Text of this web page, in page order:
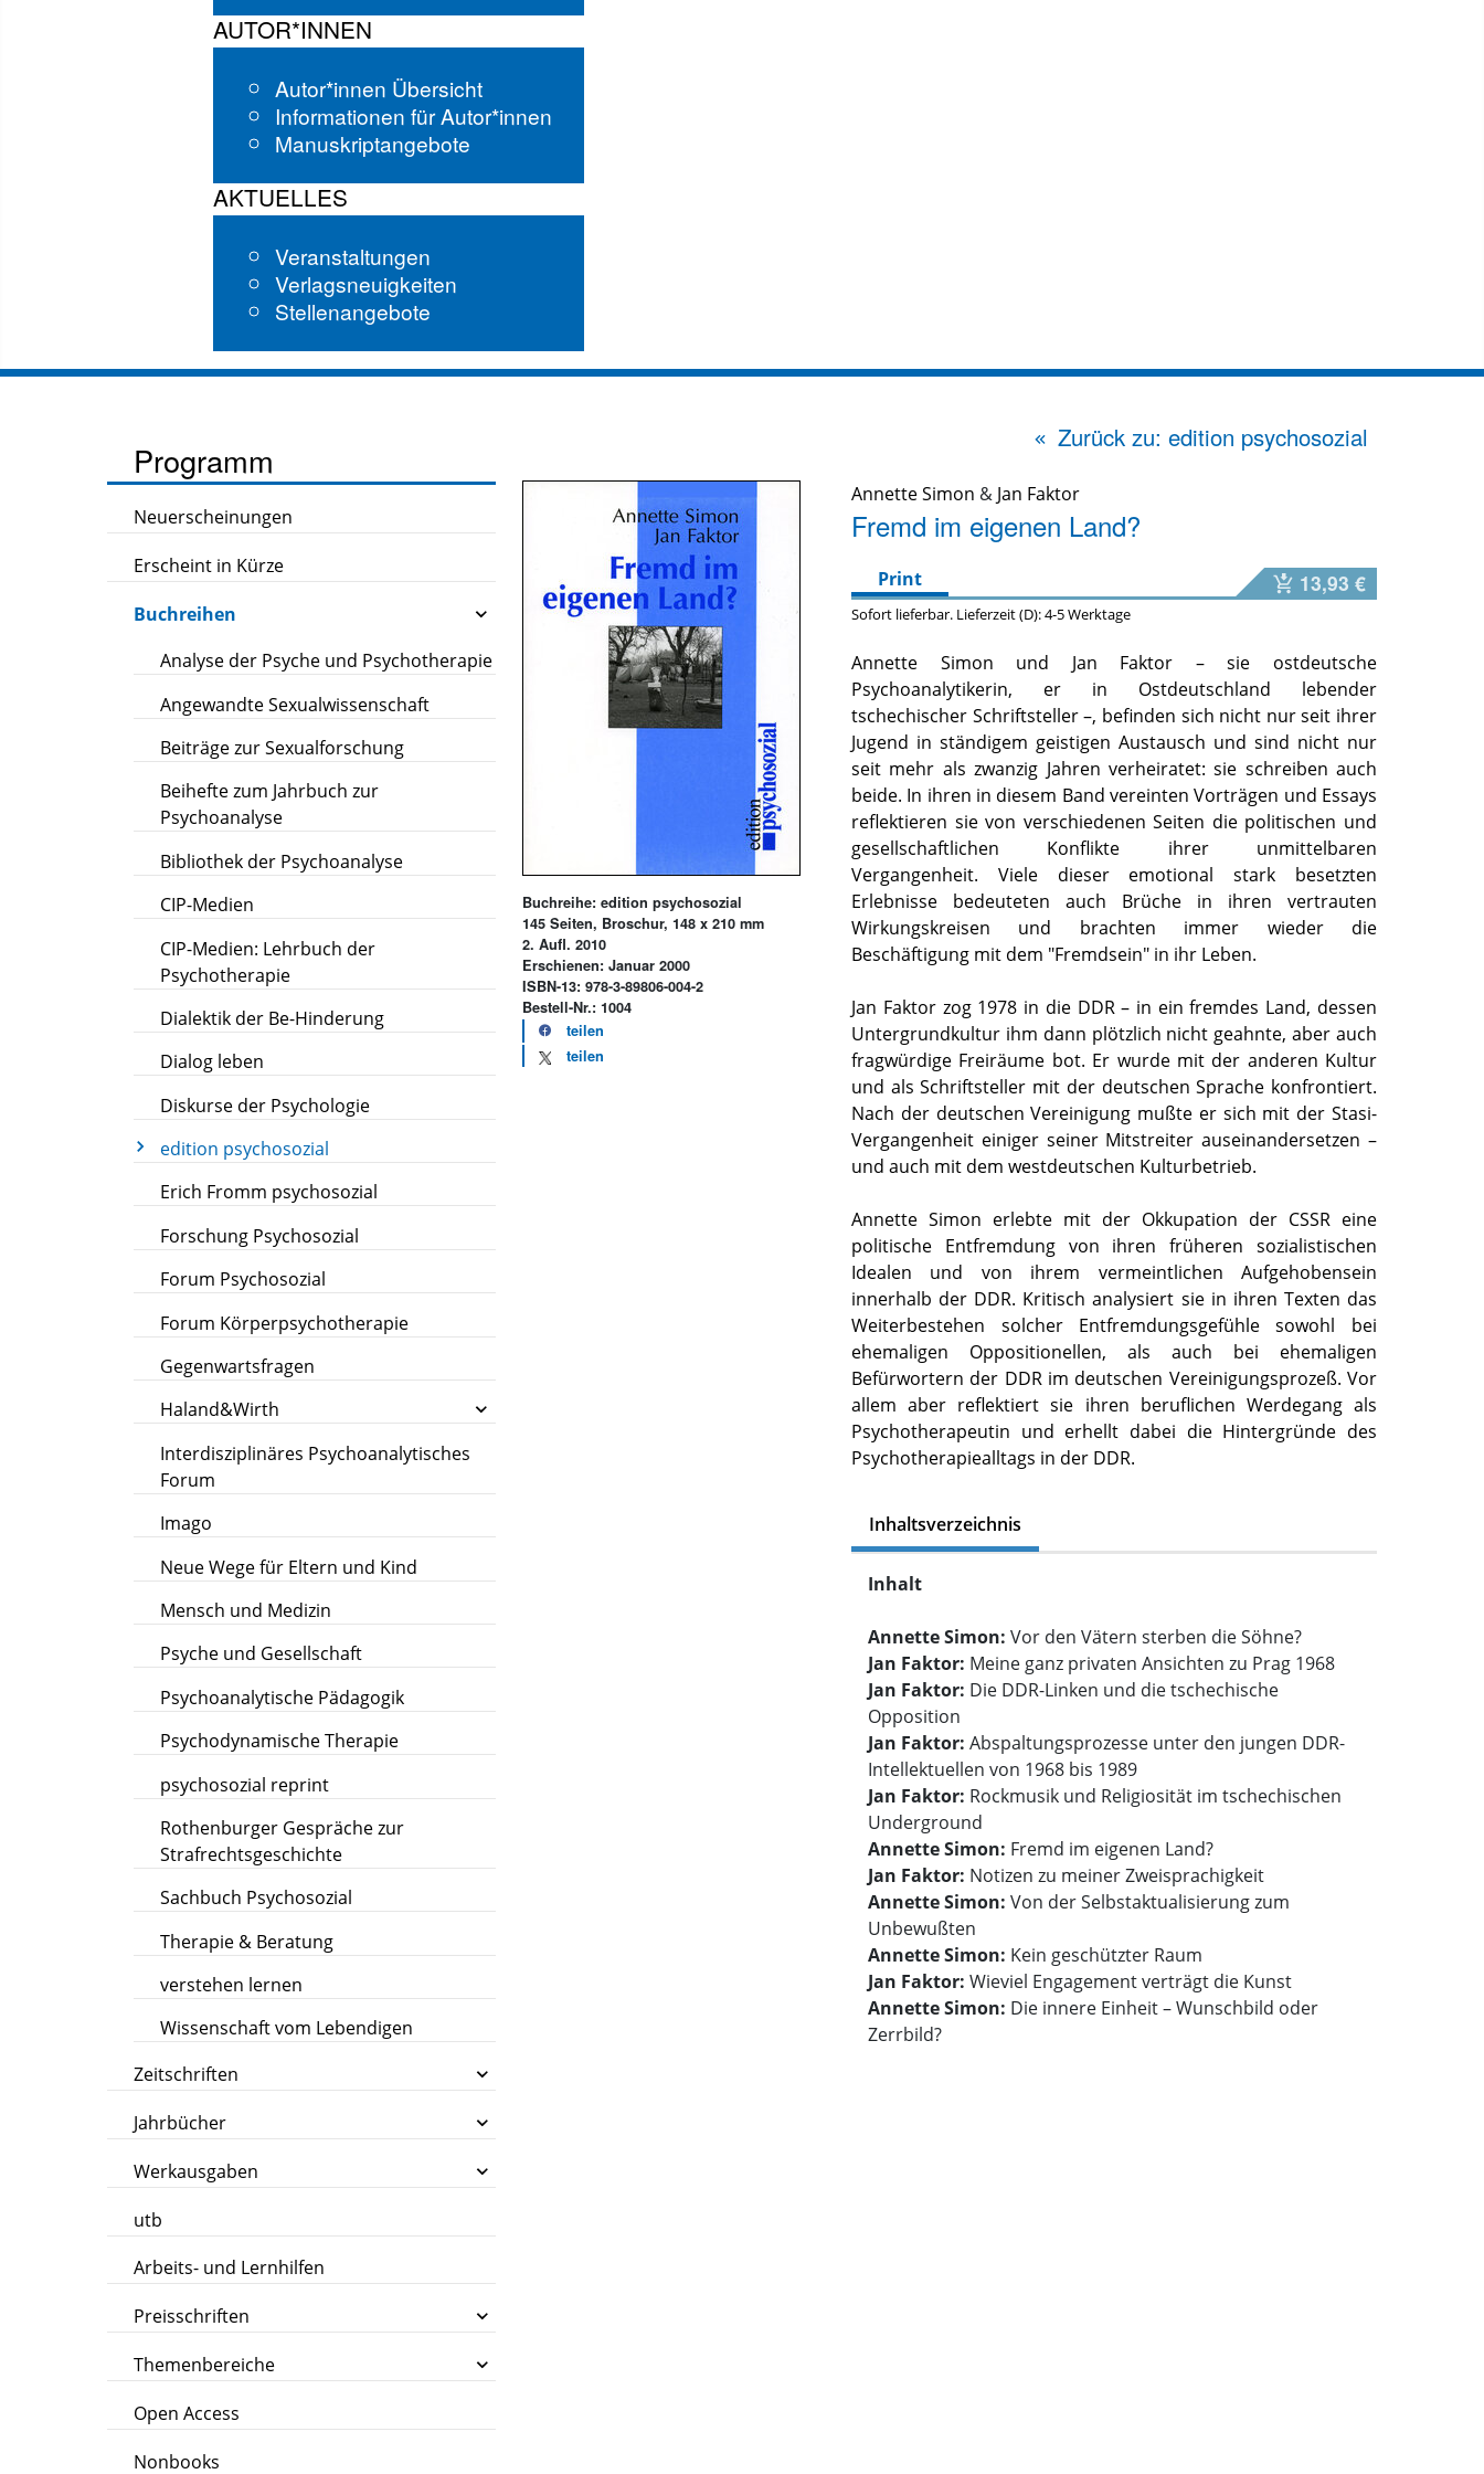
AUTOR*INNEN
Autor*innen Übersicht
Informationen für Autor*innen
Manuskriptangebote
AKTUELLES
Veranstaltungen
Verlagsneuigkeiten
Stellenangebote
Programm
Neuerscheinungen
Erscheint in Kürze
Buchreihen
Analyse der Psyche und Psychotherapie
Angewandte Sexualwissenschaft
Beiträge zur Sexualforschung
Beihefte zum Jahrbuch zur
Psychoanalyse
Bibliothek der Psychoanalyse
CIP-Medien
CIP-Medien: Lehrbuch der
Psychotherapie
Dialektik der Be-Hinderung
Dialog leben
Diskurse der Psychologie
edition psychosozial
Erich Fromm psychosozial
Forschung Psychosozial
Forum Psychosozial
Forum Körperpsychotherapie
Gegenwartsfragen
Haland&Wirth
Interdisziplinäres Psychoanalytisches
Forum
Imago
Neue Wege für Eltern und Kind
Mensch und Medizin
Psyche und Gesellschaft
Psychoanalytische Pädagogik
Psychodynamische Therapie
psychosozial reprint
Rothenburger Gespräche zur
Strafrechtsgeschichte
Sachbuch Psychosozial
Therapie & Beratung
verstehen lernen
Wissenschaft vom Lebendigen
Zeitschriften
Jahrbücher
Werkausgaben
utb
Arbeits- und Lernhilfen
Preisschriften
Themenbereiche
Open Access
Nonbooks
Zurück zu: edition psychosozial
Buchreihe: edition psychosozial
145 Seiten, Broschur, 148 x 210 mm
2. Aufl. 2010
Erschienen: Januar 2000
ISBN-13: 978-3-89806-004-2
Bestell-Nr.: 1004
teilen
teilen
Annette Simon & Jan Faktor
Fremd im eigenen Land?
Print 13,93 €
Sofort lieferbar. Lieferzeit (D): 4-5 Werktage
Annette Simon und Jan Faktor – sie ostdeutsche
Psychoanalytikerin, er in Ostdeutschland lebender
tschechischer Schriftsteller –, befinden sich nicht nur seit ihrer
Jugend in ständigem geistigen Austausch und sind nicht nur
seit mehr als zwanzig Jahren verheiratet: sie schreiben auch
beide. In ihren in diesem Band vereinten Vorträgen und Essays
reflektieren sie von verschiedenen Seiten die politischen und
gesellschaftlichen Konflikte ihrer unmittelbaren
Vergangenheit. Viele dieser emotional stark besetzten
Erlebnisse bedeuteten auch Brüche in ihren vertrauten
Wirkungskreisen und brachten immer wieder die
Beschäftigung mit dem "Fremdsein" in ihr Leben.
Jan Faktor zog 1978 in die DDR – in ein fremdes Land, dessen
Untergrundkultur ihm dann plötzlich nicht geahnte, aber auch
fragwürdige Freiräume bot. Er wurde mit der anderen Kultur
und als Schriftsteller mit der deutschen Sprache konfrontiert.
Nach der deutschen Vereinigung mußte er sich mit der Stasi-
Vergangenheit einiger seiner Mitstreiter auseinandersetzen –
und auch mit dem westdeutschen Kulturbetrieb.
Annette Simon erlebte mit der Okkupation der CSSR eine
politische Entfremdung von ihren früheren sozialistischen
Idealen und von ihrem vermeintlichen Aufgehobensein
innerhalb der DDR. Kritisch analysiert sie in ihren Texten das
Weiterbestehen solcher Entfremdungsgefühle sowohl bei
ehemaligen Oppositionellen, als auch bei ehemaligen
Befürwortern der DDR im deutschen Vereinigungsprozeß. Vor
allem aber reflektiert sie ihren beruflichen Werdegang als
Psychotherapeutin und erhellt dabei die Hintergründe des
Psychotherapiealltags in der DDR.
Inhaltsverzeichnis
Inhalt
Annette Simon:Vor den Vätern sterben die Söhne?
Jan Faktor: Meine ganz privaten Ansichten zu Prag 1968
Jan Faktor: Die DDR-Linken und die tschechische
Opposition
Jan Faktor:Abspaltungsprozesse unter den jungen DDR-
Intellektuellen von 1968 bis 1989
Jan Faktor: Rockmusik und Religiosität im tschechischen
Underground
Annette Simon: Fremd im eigenen Land?
Jan Faktor: Notizen zu meiner Zweisprachigkeit
Annette Simon:Von der Selbstaktualisierung zum
Unbewußten
Annette Simon: Kein geschützter Raum
Jan Faktor:Wieviel Engagement verträgt die Kunst
Annette Simon: Die innere Einheit – Wunschbild oder
Zerrbild?